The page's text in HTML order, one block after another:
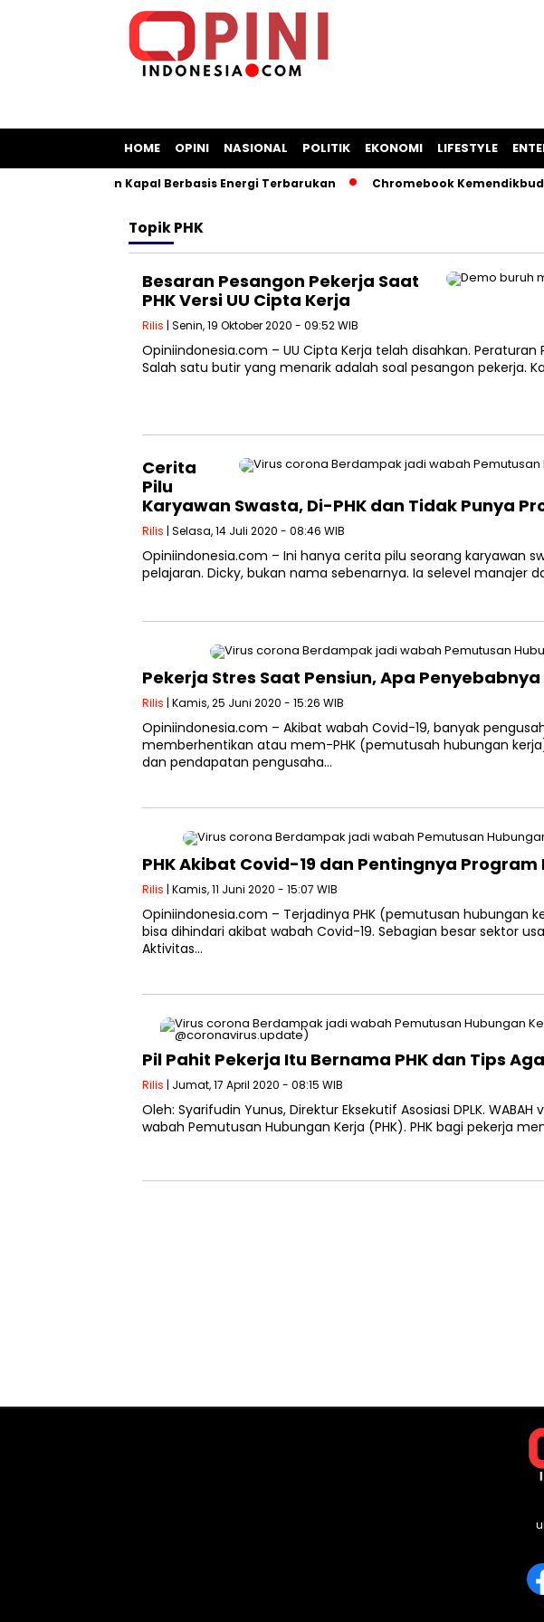
HOME OPINI NASIONAL POLITIK EKONOMI LIFESTYLE
Galangan Kapal Berbasis Energi Terbarukan Chromebook Kemendikbud
TopikPHK
Besaran Pesangon Pekerja Saat
PHK Versi UU Cipta Kerja
Rilis | Senin, 19 Oktober 2020 - 09:52 WIB
Opiniindonesia.com – UU Cipta Kerja telah disahkan.
Salah satu butir yang menarik adalah soal pesangon pekerja.
Cerita
Pilu
Karyawan Swasta, Di-PHK dan Tidak Punya
Rilis | Selasa, 14 Juli 2020 - 08:46 WIB
Opiniindonesia.com – Ini hanya cerita pilu seorang karyawan
pelajaran. Dicky, bukan nama sebenarnya. Ia selevel manajer
Pekerja Stres Saat Pensiun, Apa
Rilis | Kamis, 25 Juni 2020 - 15:26 WIB
Opiniindonesia.com – Akibat wabah Covid-19, banyak
memberhentikan atau mem-PHK (pemutusah hubungan
dan pendapatan pengusaha…
PHK Akibat Covid-19 dan Pentingnya Program
Rilis | Kamis, 11 Juni 2020 - 15:07 WIB
Opiniindonesia.com – Terjadinya PHK (pemutusan hubungan
bisa dihindari akibat wabah Covid-19. Sebagian besar sektor
Aktivitas…
Pil Pahit Pekerja Itu Bernama PHK dan Tips
Rilis | Jumat, 17 April 2020 - 08:15 WIB
Oleh: Syarifudin Yunus, Direktur Eksekutif Asosiasi DPLK.
wabah Pemutusan Hubungan Kerja (PHK). PHK bagi pekerja